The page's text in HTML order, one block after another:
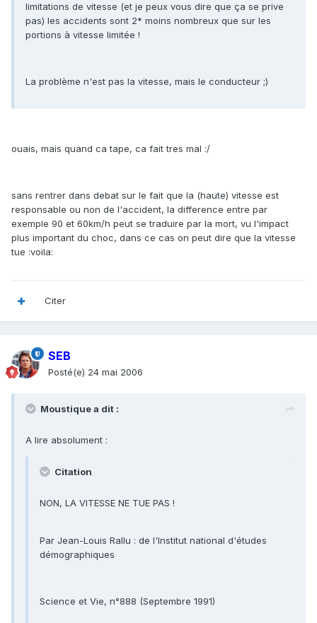
limitations de vitesse (et je peux vous dire que ça se prive
pas) les accidents sont 2* moins nombreux que sur les
portions à vitesse limitée !
La problème n'est pas la vitesse, mais le conducteur ;)
ouais, mais quand ca tape, ca fait tres mal :/
sans rentrer dans debat sur le fait que la (haute) vitesse est
responsable ou non de l'accident, la difference entre par
exemple 90 et 60km/h peut se traduire par la mort, vu l'impact
plus important du choc, dans ce cas on peut dire que la vitesse
tue :voila:
Citer
SEB
Posté(e) 24 mai 2006
Moustique a dit :
A lire absolument :
Citation
NON, LA VITESSE NE TUE PAS !
Par Jean-Louis Rallu : de l'Institut national d'études
démographiques
Science et Vie, n°888 (Septembre 1991)